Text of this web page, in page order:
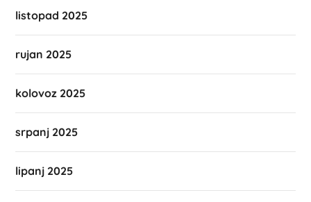
listopad 2025
rujan 2025
kolovoz 2025
srpanj 2025
lipanj 2025